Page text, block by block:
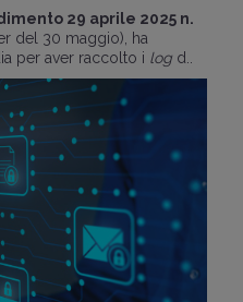
29 aprile 2025 n.
del 30 maggio), ha
per aver raccolto i log d..